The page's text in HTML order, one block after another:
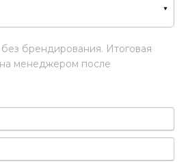
брендирования. Итоговая
менеджером после